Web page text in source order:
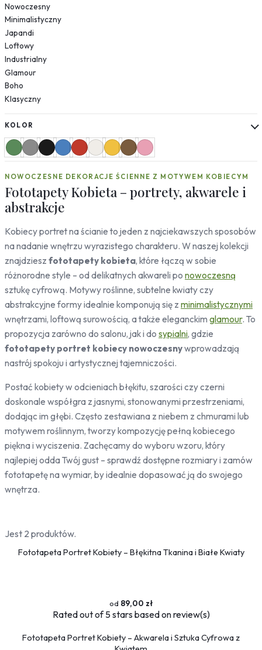
Morze
Kwiaty
Dmuchawce
Lawenda
Magnolie
Maki
Storczyki
Piwonie
Słoneczniki
Mapy
Miasta
Londyn
Nowy Jork
Paryż
Warszawa
Kraków
Gdańsk
Moskwa
Tokio
Berlin
Dubaj
Wrocław
Natura
Liście
Rośliny
Bambus
Niebo
Słońce
Jedzenie
Owoce
Słodycze
Pojazdy
Ciężarówki
Pociągi
Nowoczesny
Minimalistyczny
Japandi
Loftowy
Industrialny
Glamour
Boho
Klasyczny
KOLOR
NOWOCZESNE DEKORACJE ŚCIENNE Z MOTYWEM KOBIECYM
Fototapety Kobieta – portrety, akwarele i
abstrakcje
Kobiecy portret na ścianie to jeden z najciekawszych sposobów
na nadanie wnętrzu wyrazistego charakteru. W naszej kolekcji
znajdziesz fototapety kobieta, które łączą w sobie
różnorodne style – od delikatnych akwareli po nowoczesną
sztukę cyfrową. Motywy roślinne, subtelne kwiaty czy
abstrakcyjne formy idealnie komponują się z minimalistycznymi
wnętrzami, loftową surowością, a także eleganckim glamour. To
propozycja zarówno do salonu, jak i do sypialni, gdzie
fototapety portret kobiecy nowoczesnywprowadzają
nastrój spokoju i artystycznej tajemniczości.
Postać kobiety w odcieniach błękitu, szarości czy czerni
doskonale współgra z jasnymi, stonowanymi przestrzeniami,
dodając im głębi. Często zestawiana z niebem z chmurami lub
motywem roślinnym, tworzy kompozycję pełną kobiecego
piękna i wyciszenia. Zachęcamy do wyboru wzoru, który
najlepiej odda Twój gust – sprawdź dostępne rozmiary i zamów
fototapetę na wymiar, by idealnie dopasować ją do swojego
wnętrza.
Jest 2 produktów.
Fototapeta Portret Kobiety – Błękitna Tkanina i Białe Kwiaty
89,00 zł
Ratedout of 5 stars based onreview(s)
Fototapeta Portret Kobiety – Akwarela i Sztuka Cyfrowa z